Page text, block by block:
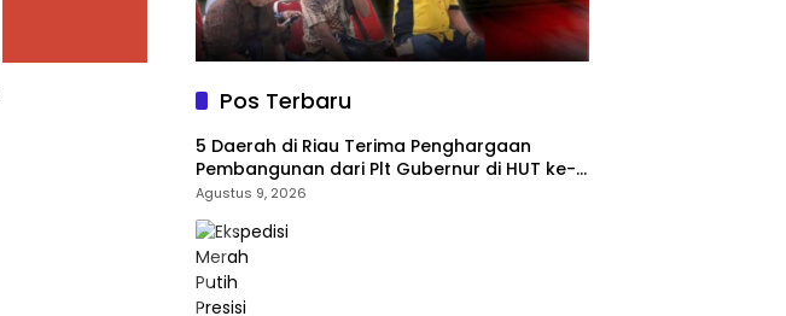
Pos Terbaru
5 Daerah di Riau Terima Penghargaan
Pembangunan dari Plt Gubernur di HUT ke-
69 Riau
Agustus 9, 2026